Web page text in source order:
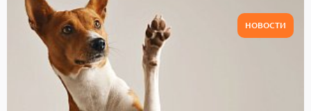
НОВОСТИ